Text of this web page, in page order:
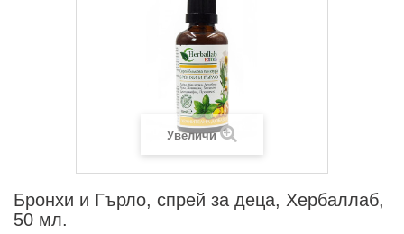
Увеличи
Бронхи и Гърло, спрей за деца, Хербаллаб,
50 мл.